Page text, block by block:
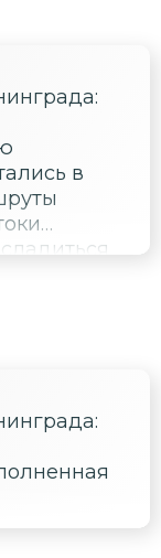
в
того